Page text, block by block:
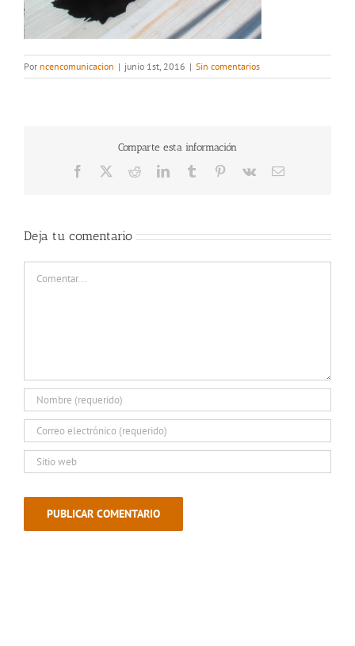
Por ncencomunicacion | junio 1st, 2016 | Sin comentarios
Comparte esta información
Facebook RedditLinkedInTumblr Pinterest
Vk
Correo
Deja tu comentario